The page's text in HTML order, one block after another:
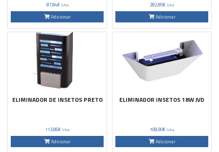
87,84€ S/Iva
Adicionar
282,85€ S/Iva
Adicionar
ELIMINADOR DE INSETOS PRETO
113,86€ S/Iva
Adicionar
ELIMINADOR INSETOS 18W JVD
108,90€ S/Iva
Adicionar